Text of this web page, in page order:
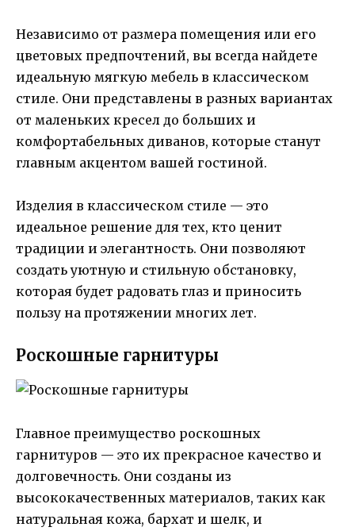
Независимо от размера помещения или его
цветовых предпочтений, вы всегда найдете
идеальную мягкую мебель в классическом
стиле. Они представлены в разных вариантах
от маленьких кресел до больших и
комфортабельных диванов, которые станут
главным акцентом вашей гостиной.
Изделия в классическом стиле — это
идеальное решение для тех, кто ценит
традиции и элегантность. Они позволяют
создать уютную и стильную обстановку,
которая будет радовать глаз и приносить
пользу на протяжении многих лет.
Роскошные гарнитуры
Главное преимущество роскошных
гарнитуров — это их прекрасное качество и
долговечность. Они созданы из
высококачественных материалов, таких как
натуральная кожа, бархат и шелк, и